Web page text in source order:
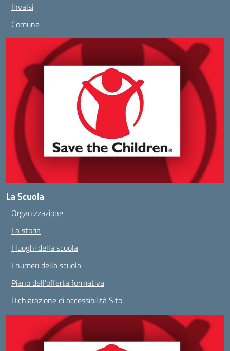
Invalsi
Comune
La Scuola
Organizzazione
La storia
I luoghi della scuola
I numeri della scuola
Piano dell’offerta formativa
Dichiarazione di accessibilità Sito